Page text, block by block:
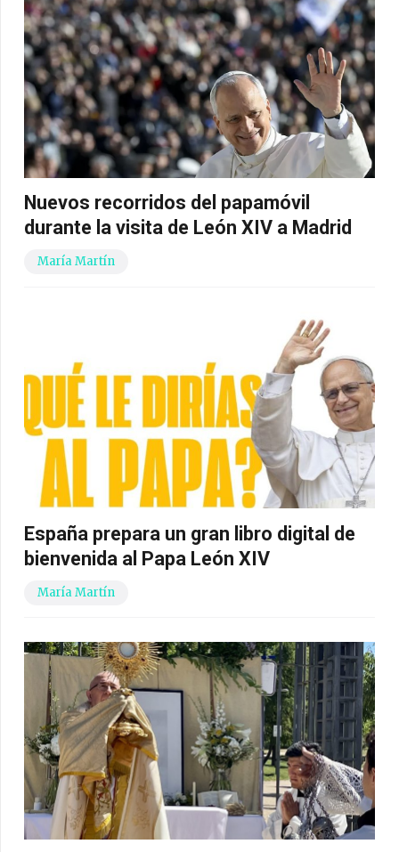
Nuevos recorridos del papamóvil
durante la visita de León XIV a Madrid
María Martín
España prepara un gran libro digital de
bienvenida al Papa León XIV
María Martín